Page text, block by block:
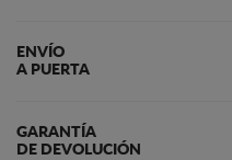
ENVÍO
A PUERTA
GARANTÍA
DE DEVOLUCIÓN